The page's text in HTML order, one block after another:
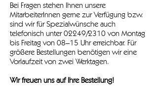
Bei Fragen stehen Ihnen unsere
MitarbeiterInnen gerne zur Verfügung bzw.
sind wir für Spezialwünsche auch
telefonisch unter 02249/2310 von Montag
bis Freitag von 08–15 Uhr erreichbar. Für
größere Bestellungen benötigen wir eine
Vorlaufzeit von zwei Werktagen.
Wir freuen uns auf Ihre Bestellung!